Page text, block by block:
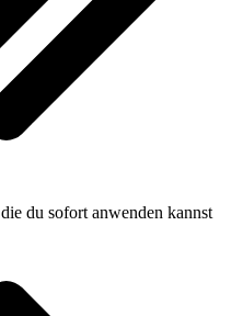
du sofort anwenden kannst